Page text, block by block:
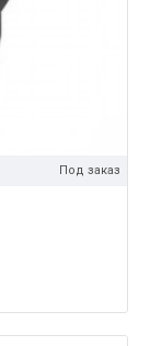
Под заказ